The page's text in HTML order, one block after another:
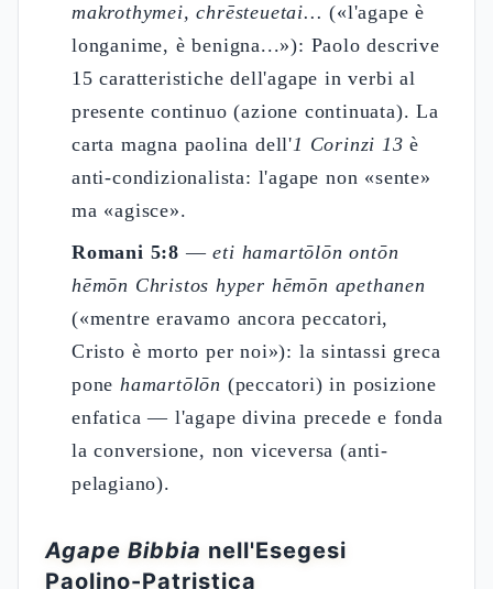
makrothymei, chrēsteuetai... («l'agape è
longanime, è benigna...»): Paolo descrive
15 caratteristiche dell'agape in verbi al
presente continuo (azione continuata). La
carta magna paolina dell'1 Corinzi 13 è
anti-condizionalista: l'agape non «sente»
ma «agisce».
Romani 5:8 —eti hamartōlōn ontōn
hēmōn Christos hyper hēmōn apethanen
(«mentre eravamo ancora peccatori,
Cristo è morto per noi»): la sintassi greca
pone hamartōlōn (peccatori) in posizione
enfatica — l'agape divina precede e fonda
la conversione, non viceversa (anti-
pelagiano).
Agape Bibbia nell'Esegesi
Paolino-Patristica